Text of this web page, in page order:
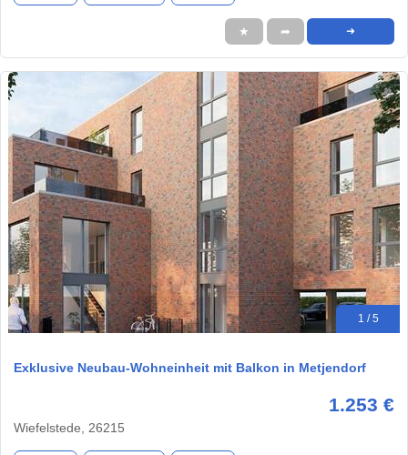
★ ➦ ➜
1 / 5
Exklusive Neubau-Wohneinheit mit Balkon in Metjendorf
1.253 €
Wiefelstede, 26215